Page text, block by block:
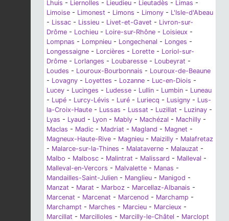
Lhuis - Liernolles - Lieudieu - Lieutadès - Limas -
Limoise - Limonest - Limons - Limony - L'Isle-d'Abeau
- Lissac - Lissieu - Livet-et-Gavet - Livron-sur-
Drôme - Lochieu - Loire-sur-Rhône - Loisieux -
Lompnas - Lompnieu - Longechenal - Longes -
Longessaigne - Lorcières - Lorette - Loriol-sur-
Drôme - Lorlanges - Loubaresse - Loubeyrat -
Loudes - Louroux-Bourbonnais - Louroux-de-Beaune
- Lovagny - Loyettes - Lozanne - Luc-en-Diois -
Lucey - Lucinges - Ludesse - Lullin - Lumbin - Luneau
- Lupé - Lurcy-Lévis - Luré - Luriecq - Lusigny - Lus-
la-Croix-Haute - Lussas - Lussat - Luzillat - Luzinay -
Lyas - Lyaud - Lyon - Mably - Machézal - Machilly -
Maclas - Madic - Madriat - Magland - Magnet -
Magneux-Haute-Rive - Magnieu - Maizilly - Malafretaz
- Malarce-sur-la-Thines - Malataverne - Malauzat -
Malbo - Malbosc - Malintrat - Malissard - Malleval -
Malleval-en-Vercors - Malvalette - Manas -
Mandailles-Saint-Julien - Manglieu - Manigod -
Manzat - Marat - Marboz - Marcellaz-Albanais -
Marcenat - Marcenat - Marcenod - Marchamp -
Marchampt - Marches - Marcieu - Marcieux -
Marcillat - Marcilloles - Marcilly-le-Châtel - Marclopt